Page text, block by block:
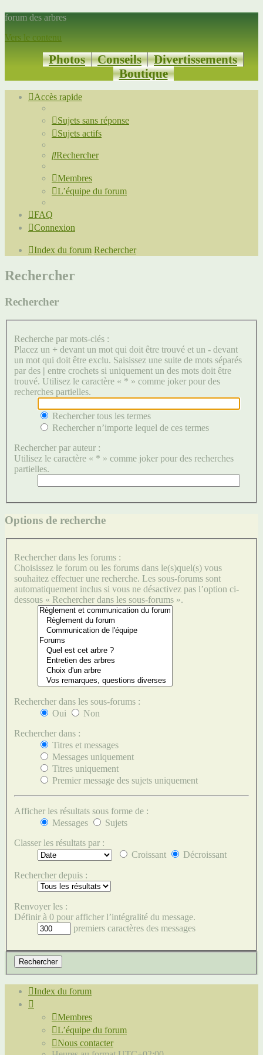
forum des arbres
Vers le contenu
Photos Conseils
Divertissements
Boutique
Accès rapide
Sujets sans réponse
Sujets actifs
Rechercher
Membres
L’équipe du forum
FAQ
Connexion
Index du forum Rechercher
Rechercher
Rechercher
Recherche par mots-clés :
Placez un + devant un mot qui doit être trouvé et un - devant
un mot qui doit être exclu. Saisissez une suite de mots séparés
par des | entre crochets si uniquement un des mots doit être
trouvé. Utilisez le caractère « * » comme joker pour des
recherches partielles.
Rechercher tous les termes
Rechercher n’importe lequel de ces termes
Rechercher par auteur :
Utilisez le caractère « * » comme joker pour des recherches
partielles.
Options de recherche
Rechercher dans les forums :
Choisissez le forum ou les forums dans le(s)quel(s) vous
souhaitez effectuer une recherche. Les sous-forums sont
automatiquement inclus si vous ne désactivez pas l’option ci-
dessous « Rechercher dans les sous-forums ».
Rechercher dans les sous-forums :
Oui
Non
Rechercher dans :
Titres et messages
Messages uniquement
Titres uniquement
Premier message des sujets uniquement
Afficher les résultats sous forme de :
Messages
Sujets
Classer les résultats par :
Croissant
Décroissant
Rechercher depuis :
Renvoyer les :
Définir à 0 pour afficher l’intégralité du message.
premiers caractères des messages
Index du forum
Membres
L’équipe du forum
Nous contacter